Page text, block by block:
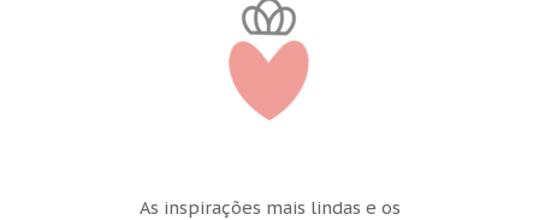
As inspirações mais lindas e os